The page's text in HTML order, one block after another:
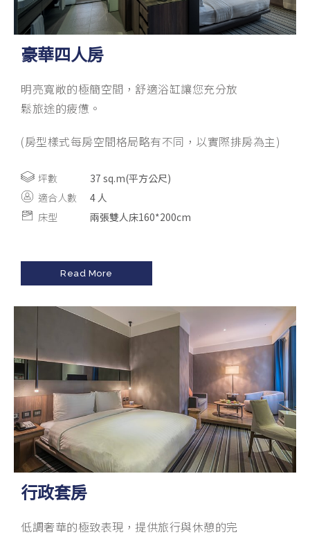
豪華四人房
明亮寬敞的極簡空間，舒適浴缸讓您充分放
鬆旅途的疲憊。
(房型樣式每房空間格局略有不同，以實際排房為主)
坪數
37 sq.m(平方公尺)
適合人數
4 人
床型
兩張雙人床160*200cm
Read More
行政套房
低調奢華的極致表現，提供旅行與休憩的完